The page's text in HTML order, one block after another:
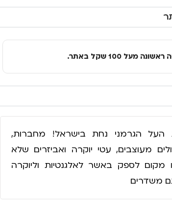
העל הגרמני נחת בישראל! מחברות,
מעוצבים, עטי יוקרה ואביזרים שלא
מקום לספק באשר לאלגנטיות וליוקרה
משדרים